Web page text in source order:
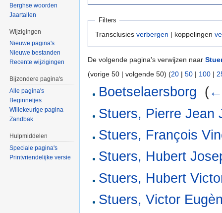
Filters
Transclusies verbergen | koppelingen
De volgende pagina's verwijzen naar
(vorige 50 | volgende 50) (20 | 50 | 100 |
Boetselaersborg (
Stuers, Pierre Jean
Stuers, François
Stuers, Hubert
Stuers, Hubert
Stuers, Victor
Berghse woorden
Jaartallen
Wijzigingen
Nieuwe pagina's
Nieuwe bestanden
Recente wijzigingen
Bijzondere pagina's
Alle pagina's
Beginnetjes
Willekeurige pagina
Zandbak
Hulpmiddelen
Speciale pagina's
Printvriendelijke versie